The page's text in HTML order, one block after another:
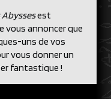
Abyssesest
vous annoncer que
uns de vos
vous donner un
fantastique !